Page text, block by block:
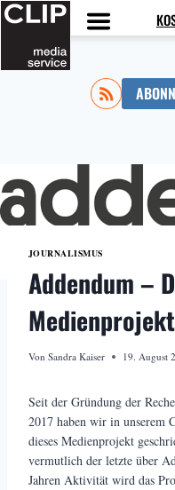
Zum
Inhalt
springen
JOURNALISMUS
Addendum –
Von Sandra Kaiser 19. August
Seit der Gründung der
2017 haben wir in unserem
dieses Medienprojekt
vermutlich der letzte über
Jahren Aktivität wird das